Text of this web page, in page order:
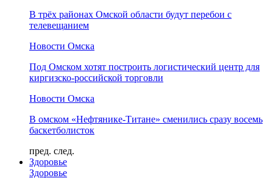
В трёх районах Омской области будут перебои с
телевещанием
Новости Омска
Под Омском хотят построить логистический центр для
киргизско-российской торговли
Новости Омска
В омском «Нефтянике-Титане» сменились сразу восемь
баскетболисток
пред. след.
Здоровье
Здоровье